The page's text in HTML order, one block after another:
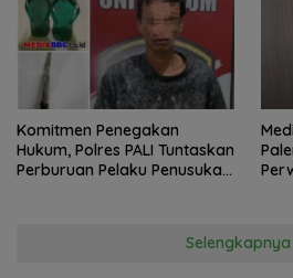
Komitmen Penegakan
Hukum, Polres PALI Tuntaskan
Perburuan Pelaku Penusukan
Selengkapnya